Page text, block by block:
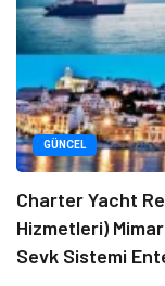
GÜNCEL
Charter Yacht
Hizmetleri)
Sevk Sistemi